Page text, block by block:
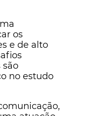
os
e de alto
são
no estudo